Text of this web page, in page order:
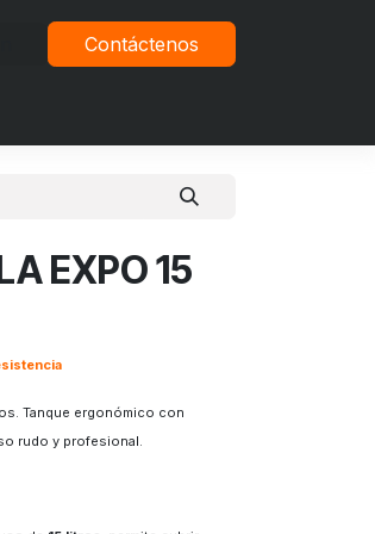
Contáctenos
EXPO 15
Tanque ergonómico con
rudo y profesional.